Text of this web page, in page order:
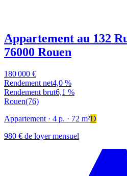
Appartement au 132
76000 Rouen
180 000 €
Rendement net4,0 %
Rendement brut6,1 %
Rouen(76)
Appartement · 4 p. · 72 m²D
980 € de loyer mensuel